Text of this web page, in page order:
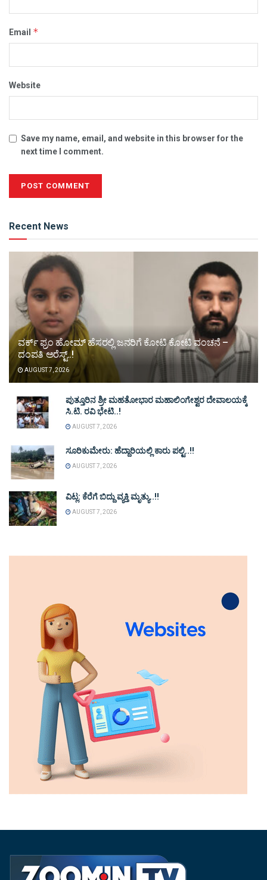
Email *
Website
Save my name, email, and website in this browser for the
next time I comment.
Recent News
ವರ್ಕ್ ಫ್ರಂ ಹೋಮ್ ಹೆಸರಲ್ಲಿ ಜನರಿಗೆ ಕೋಟಿ ಕೋಟಿ ವಂಚನೆ –
ದಂಪತಿ ಅರೆಸ್ಟ್..!
AUGUST 7, 2026
ಪುತ್ತೂರಿನ ಶ್ರೀ ಮಹತೋಭಾರ ಮಹಾಲಿಂಗೇಶ್ವರ ದೇವಾಲಯಕ್ಕೆ
ಸಿ.ಟಿ. ರವಿ ಭೇಟಿ..!
AUGUST 7, 2026
ಸೂರಿಕುಮೇರು: ಹೆದ್ದಾರಿಯಲ್ಲಿ ಕಾರು ಪಲ್ಟಿ..!!
AUGUST 7, 2026
ವಿಟ್ಲ: ಕೆರೆಗೆ ಬಿದ್ದು ವ್ಯಕ್ತಿ ಮೃತ್ಯು..!!
AUGUST 7, 2026